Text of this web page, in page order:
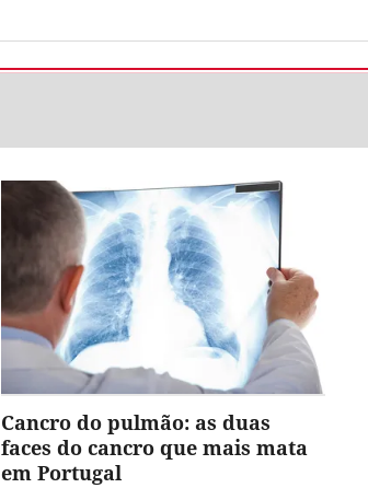
Cancro do pulmão: as duas
faces do cancro que mais mata
em Portugal